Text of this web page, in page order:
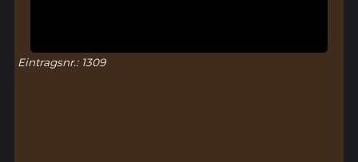
Eintragsnr.: 1309